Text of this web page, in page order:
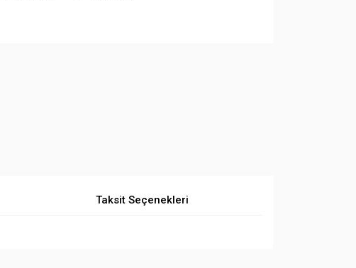
Taksit Seçenekleri